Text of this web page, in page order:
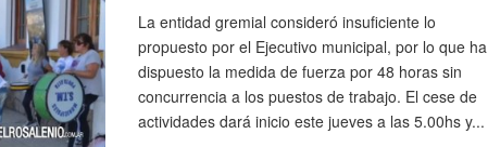
La entidad gremial consideró insuficiente lo
propuesto por el Ejecutivo municipal, por lo que ha
dispuesto la medida de fuerza por 48 horas sin
concurrencia a los puestos de trabajo. El cese de
actividades dará inicio este jueves a las 5.00hs y...